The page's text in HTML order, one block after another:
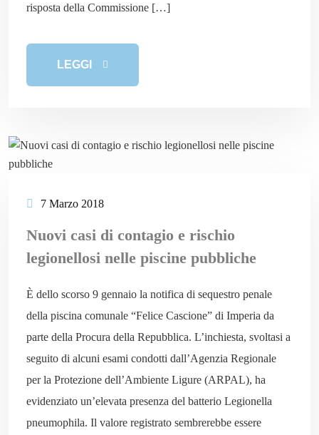
risposta della Commissione […]
LEGGI
7 Marzo 2018
Nuovi casi di contagio e rischio
legionellosi nelle piscine pubbliche
È dello scorso 9 gennaio la notifica di sequestro penale
della piscina comunale “Felice Cascione” di Imperia da
parte della Procura della Repubblica. L’inchiesta, svoltasi a
seguito di alcuni esami condotti dall’Agenzia Regionale
per la Protezione dell’Ambiente Ligure (ARPAL), ha
evidenziato un’elevata presenza del batterio Legionella
pneumophila. Il valore registrato sembrerebbe essere